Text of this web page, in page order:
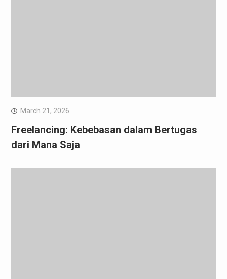
March 21, 2026
Freelancing: Kebebasan dalam Bertugas
dari Mana Saja